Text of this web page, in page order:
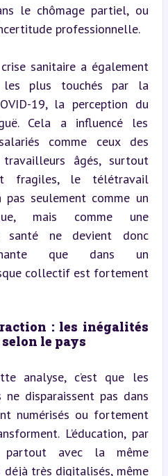
le chômage partiel, ou
professionnelle.
sanitaire a également
les plus touchés par la
19, la perception du
Cela a influencé les
comme ceux des
âgés, surtout
fragiles, le télétravail
seulement comme un
mais comme une
santé ne devient donc
que dans un
collectif est fortement
: les inégalités
le pays
analyse, c’est que les
disparaissent pas dans
numérisés ou fortement
L’éducation, par
partout avec la même
déjà très digitalisés, même